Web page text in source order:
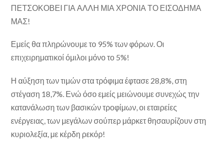
ΠΕΤΣΟΚΟΒΕΙ ΓΙΑ ΑΛΛΗ ΜΙΑ ΧΡΟΝΙΑ ΤΟ ΕΙΣΟΔΗΜΑ
ΜΑΣ!
Εμείς θα πληρώνουμε το 95% των φόρων. Οι
επιχειρηματικοί όμιλοι μόνο το 5%!
Η αύξηση των τιμών στα τρόφιμα έφτασε 28,8%, στη
στέγαση 18,7%. Ενώ όσο εμείς μειώνουμε συνεχώς την
κατανάλωση των βασικών τροφίμων, οι εταιρείες
ενέργειας, των μεγάλων σούπερ μάρκετ θησαυρίζουν στη
κυριολεξία, με κέρδη ρεκόρ!